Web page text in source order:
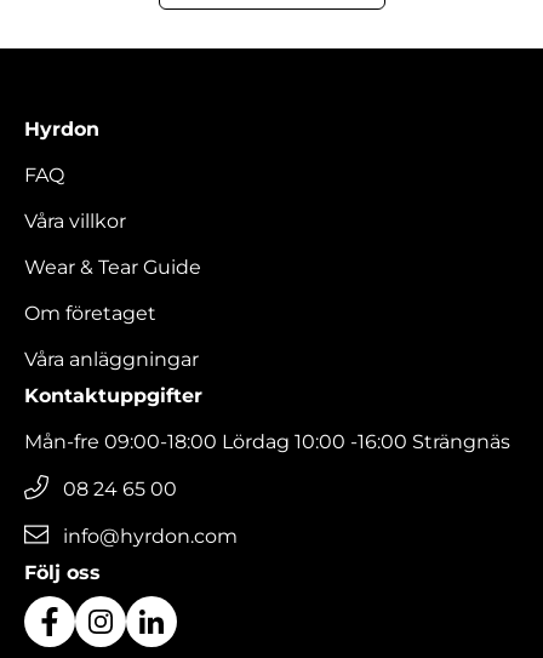
Hyrdon
FAQ
Våra villkor
Wear & Tear Guide
Om företaget
Våra anläggningar
Kontaktuppgifter
Mån-fre 09:00-18:00 Lördag 10:00 -16:00 Strängnäs
08 24 65 00
info@hyrdon.com
Följ oss